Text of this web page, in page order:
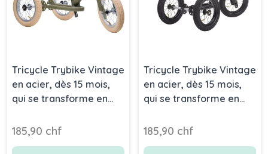
Tricycle Trybike Vintage
en acier, dès 15 mois,
qui se transforme en
pouces, vert
185,90 chf
Tricycle Trybike Vintage
en acier, dès 15 mois,
qui se transforme en
pouces, noir
185,90 chf